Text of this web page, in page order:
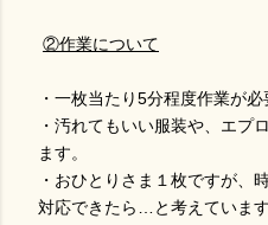
②作業について
・一枚当たり5分程度作業が必
・汚れてもいい服装や、エプ
ます。
・おひとりさま１枚ですが、
対応できたら…と考えていま